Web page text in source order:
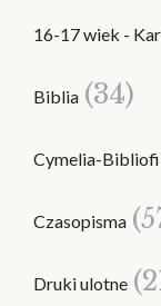
16-17 wiek -
Biblia (34)
Cymelia-
Czasopisma
Druki ulotne